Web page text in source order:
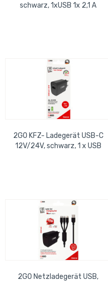
schwarz, 1xUSB 1x 2,1 A
2GO KFZ- Ladegerät USB-C
12V/24V, schwarz, 1 x USB
2GO Netzladegerät USB,